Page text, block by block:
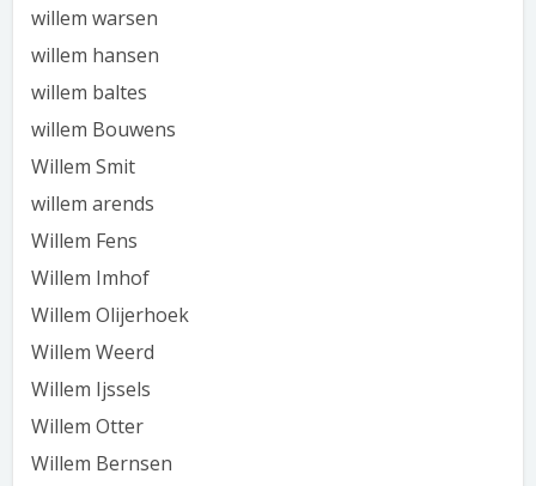
willem warsen
willem hansen
willem baltes
willem Bouwens
Willem Smit
willem arends
Willem Fens
Willem Imhof
Willem Olijerhoek
Willem Weerd
Willem Ijssels
Willem Otter
Willem Bernsen